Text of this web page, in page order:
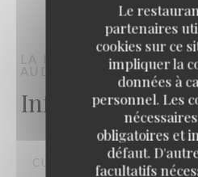
Le
partenaires
cookies sur ce
impliquer la
données à
personnel. Les
obligatoires et
défaut.
facultatifs
LA MARIE GALANTE
AUDRESSELLES
Infos pratiques
CUISINE